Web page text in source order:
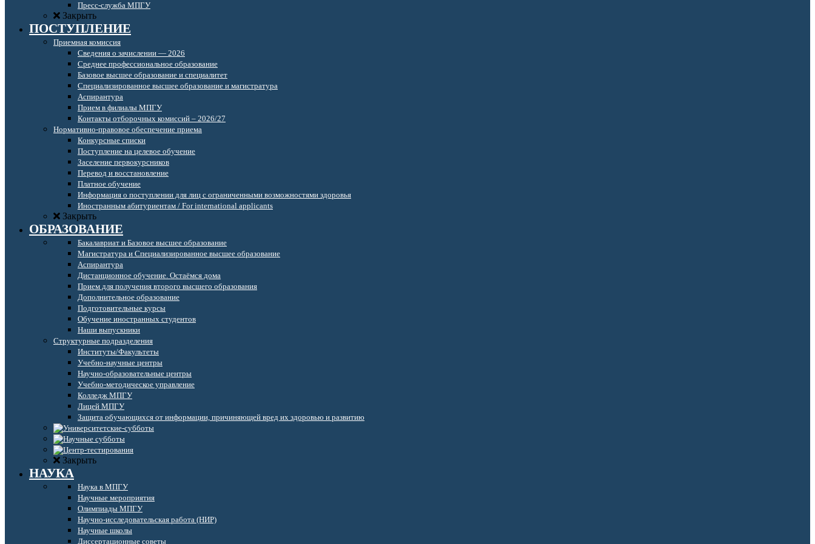
Пресс-служба МПГУ
Закрыть
ПОСТУПЛЕНИЕ
Приемная комиссия
Сведения о зачислении — 2026
Среднее профессиональное образование
Базовое высшее образование и специалитет
Специализированное высшее образование и магистратура
Аспирантура
Прием в филиалы МПГУ
Контакты отборочных комиссий – 2026/27
Нормативно-правовое обеспечение приема
Конкурсные списки
Поступление на целевое обучение
Заселение первокурсников
Перевод и восстановление
Платное обучение
Информация о поступлении для лиц с ограниченными возможностями здоровья
Иностранным абитуриентам / For international applicants
Закрыть
ОБРАЗОВАНИЕ
Бакалавриат и Базовое высшее образование
Магистратура и Специализированное высшее образование
Аспирантура
Дистанционное обучение. Остаёмся дома
Прием для получения второго высшего образования
Дополнительное образование
Подготовительные курсы
Обучение иностранных студентов
Наши выпускники
Структурные подразделения
Институты/Факультеты
Учебно-научные центры
Научно-образовательные центры
Учебно-методическое управление
Колледж МПГУ
Лицей МПГУ
Защита обучающихся от информации, причиняющей вред их здоровью и развитию
Закрыть
НАУКА
Наука в МПГУ
Научные мероприятия
Олимпиады МПГУ
Научно-исследовательская работа (НИР)
Научные школы
Диссертационные советы